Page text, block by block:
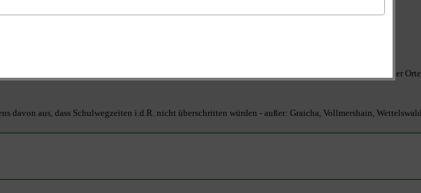
der vorhandenen Linien werden bei einem Drittel der Orte die Fahrzeiten überschritten, bei der Hälfte der
davon aus, dass Schulwegzeiten i.d.R. nicht überschritten würden - außer: Graicha, Vollmershain,